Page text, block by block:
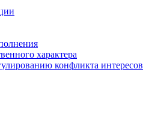
характера
конфликта интересов